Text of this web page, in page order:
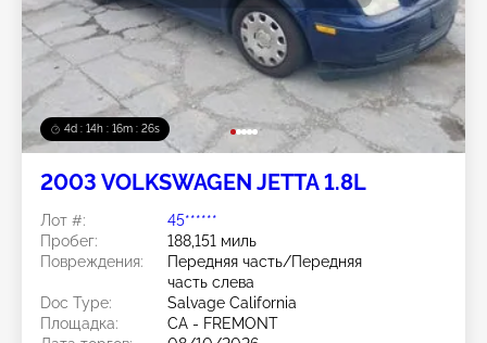
4d : 14h : 16m : 23s
2003 VOLKSWAGEN JETTA 1.8L
Лот #:
45******
Пробег:
188,151 миль
Повреждения:
Передняя часть/Передняя
часть слева
Doc Type:
Salvage California
Площадка:
CA - FREMONT